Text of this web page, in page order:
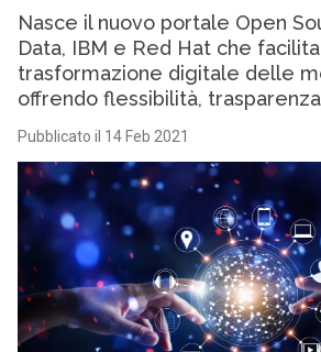
Nasce il nuovo portale Open
Data, IBM e Red Hat che
trasformazione digitale delle
offrendo flessibilità,
Pubblicato il 14 Feb 2021